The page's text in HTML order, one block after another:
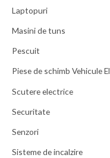
Laptopuri
Masini de tuns
Pescuit
Piese de schimb Vehicule
Scutere electrice
Securitate
Senzori
Sisteme de incalzire